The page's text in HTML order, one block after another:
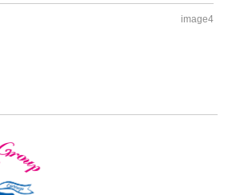
image4